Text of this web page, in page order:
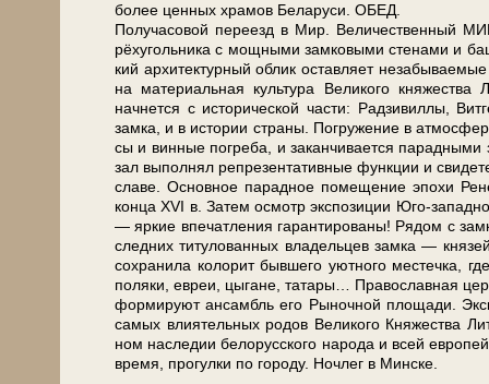
бо­лее цен­ных хра­мов Бе­ла­ру­си. ОБЕД.
По­лу­ча­со­вой переезд в Мир. Ве­ли­чест­вен­ный
рёхугольника с мощ­ны­ми зам­ко­вы­ми сте­на­ми и
кий ар­хи­тек­тур­ный об­лик остав­ля­ет
на ма­те­ри­аль­ная куль­ту­ра Ве­ли­ко­го княжества
начнется с ис­то­ри­че­ской ча­сти: Рад­зи­вил­лы,
зам­ка, и в ис­то­рии стра­ны. По­гру­же­ние в
сы и вин­ные по­гре­ба, и за­кан­чи­ва­ет­ся
зал вы­пол­нял ре­пре­зен­та­тив­ные функ­ции и
сла­ве. Ос­нов­ное па­рад­ное по­ме­ще­ние эпо­хи
кон­ца XVI в. За­тем осмотр экс­по­зи­ции Юго-
— яр­кие впе­чат­ле­ния га­ран­ти­ро­ва­ны! Рядом с
след­них ти­ту­ло­ван­ных вла­дель­цев зам­ка —
со­хра­ни­ла ко­ло­рит быв­ше­го уют­но­го
по­ля­ки, евреи, цы­га­не, та­та­ры… Пра­во­слав­ная
фор­ми­ру­ют ан­самбль его Рыночной пло­ща­ди.
са­мых вли­я­тель­ных ро­дов Ве­ли­ко­го Кня­же­ства
ном на­сле­дии бе­ло­рус­ско­го на­ро­да и всей
вре­мя, про­гул­ки по го­ро­ду. Ноч­лег в Мин­ске.